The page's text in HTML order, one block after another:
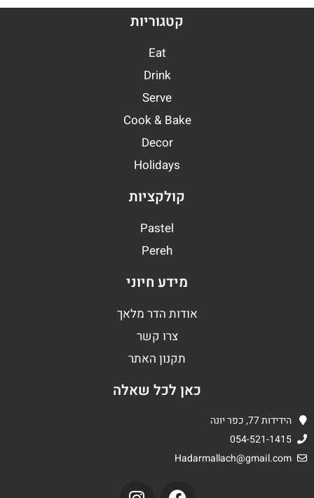
קטגוריות
Eat
Drink
Serve
Cook & Bake
Decor
Holidays
קולקציות
Pastel
Pereh
מידע חיוני
אודות הדר מלאך
צרו קשר
תקנון האתר
כאן לכל שאלה
הידידות 77, כפר יונה
054-521-1415
Hadarmallach@gmail.com